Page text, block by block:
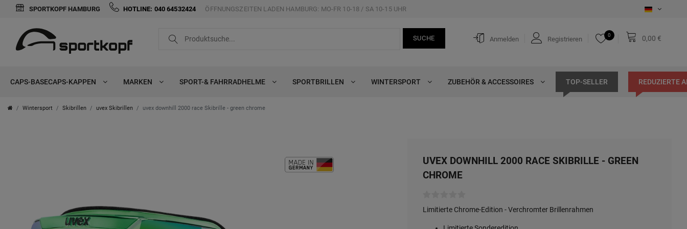
SPORTKOPF HAMBURG HOTLINE: 040 64532424 ÖFFNUNGSZEITEN LADEN HAMBURG: MO-FR 10-18 / SA 10-15 UHR
SUCHE Anmelden Registrieren
0 0,00 €
CAPS-BASECAPS-KAPPEN MARKEN SPORT-& FAHRRADHELME SPORTBRILLEN WINTERSPORT ZUBEHÖR & ACCESSOIRES TOP-SELLER REDUZIERTE
Wintersport Skibrillen uvex Skibrillen uvex downhill 2000 race Skibrille - green chrome
UVEX DOWNHILL 2000 RACE SKIBRILLE - GREEN
CHROME
Limitierte Chrome-Edition - Verchromter Brillenrahmen